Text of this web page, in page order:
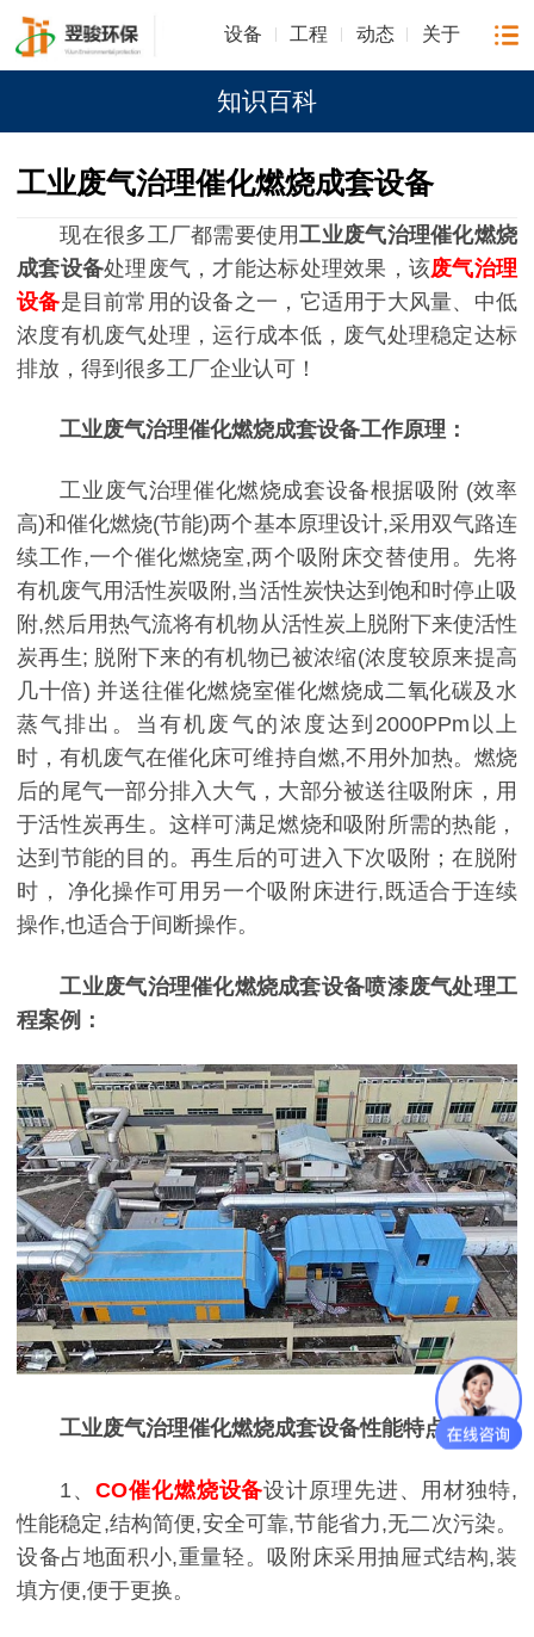
设备 工程 动态 关于
知识百科
工业废气治理催化燃烧成套设备
现在很多工厂都需要使用工业废气治理催化燃烧
成套设备处理废气，才能达标处理效果，该废气治理
设备是目前常用的设备之一，它适用于大风量、中低
浓度有机废气处理，运行成本低，废气处理稳定达标
排放，得到很多工厂企业认可！
工业废气治理催化燃烧成套设备工作原理：
工业废气治理催化燃烧成套设备根据吸附 (效率
高)和催化燃烧(节能)两个基本原理设计,采用双气路连
续工作,一个催化燃烧室,两个吸附床交替使用。先将
有机废气用活性炭吸附,当活性炭快达到饱和时停止吸
附,然后用热气流将有机物从活性炭上脱附下来使活性
炭再生; 脱附下来的有机物已被浓缩(浓度较原来提高
几十倍) 并送往催化燃烧室催化燃烧成二氧化碳及水
蒸气排出。当有机废气的浓度达到2000PPm以上
时，有机废气在催化床可维持自燃,不用外加热。燃烧
后的尾气一部分排入大气，大部分被送往吸附床，用
于活性炭再生。这样可满足燃烧和吸附所需的热能，
达到节能的目的。再生后的可进入下次吸附；在脱附
时， 净化操作可用另一个吸附床进行,既适合于连续
操作,也适合于间断操作。
工业废气治理催化燃烧成套设备喷漆废气处理工
程案例：
工业废气治理催化燃烧成套设备性能特点：
1、CO催化燃烧设备设计原理先进、用材独特,
性能稳定,结构简便,安全可靠,节能省力,无二次污染。
设备占地面积小,重量轻。吸附床采用抽屉式结构,装
填方便,便于更换。